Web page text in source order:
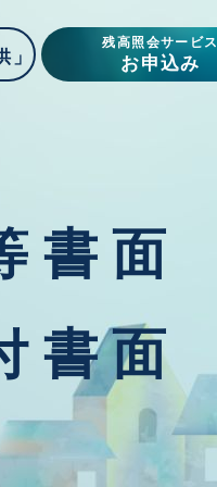
」
残高照会サービス
お申込み
書面
書面